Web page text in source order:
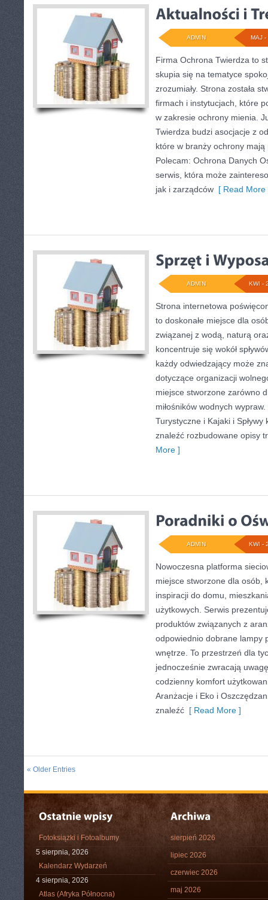
MAJ -
ADMIN
Firma Ochrona Twierdza to
skupia się na tematyce
zrozumiały. Strona została
firmach i instytucjach, które
w zakresie ochrony mienia.
Twierdza budzi asocjacje z
które w branży ochrony
Polecam: Ochrona Danych
serwis, która może
jak i zarządców [ Read More
KWI -
ADMIN
Strona internetowa
to doskonałe miejsce dla
związanej z wodą, naturą
koncentruje się wokół
każdy odwiedzający może
dotyczące organizacji
miejsce stworzone zarówno
miłośników wodnych
Turystyczne i Kajaki i
znaleźć rozbudowane opisy
More ]
KWI -
ADMIN
Nowoczesna platforma
miejsce stworzone dla osób,
inspiracji do domu,
użytkowych. Serwis
produktów związanych z
odpowiednio dobrane lampy
wnętrze. To przestrzeń dla
jednocześnie zwracają
codzienny komfort
Aranżacje i Eko i
znaleźć [ Read More ]
« Older Entries
Fotoksiążki i Fotoalbumy
5 sierpnia, 2026
Kalendarz Wydarzeń
4 sierpnia, 2026
Atlas (Afryka Północna)
sierpień 2026
lipiec 2026
czerwiec 2026
maj 2026